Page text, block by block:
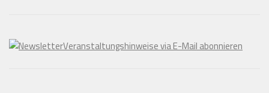
Veranstaltungshinweise via E-Mail abonnieren